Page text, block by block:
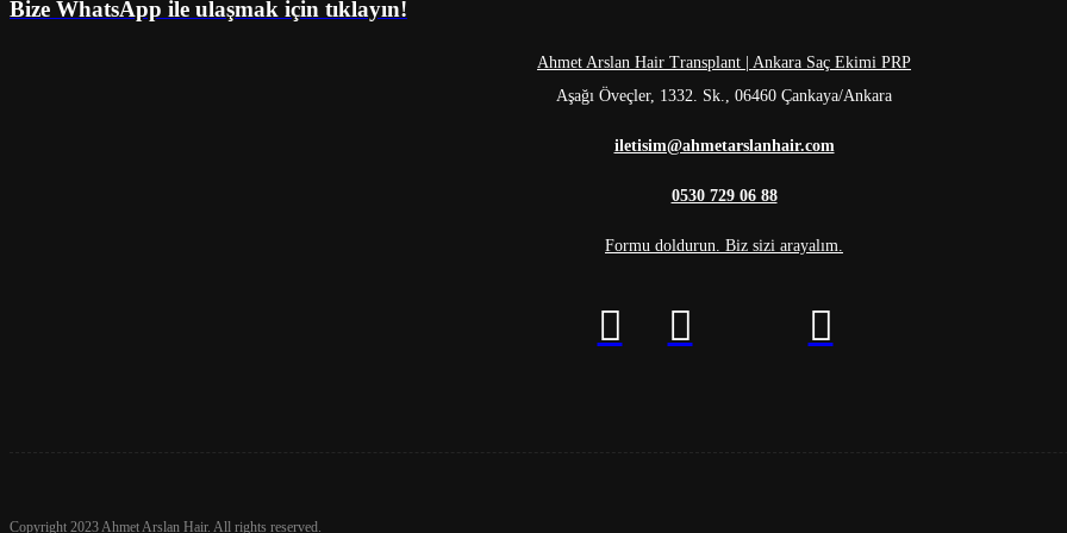
Bize WhatsApp ile ulaşmak için tıklayın!
Ahmet Arslan Hair Transplant | Ankara Saç Ekimi PRP
Aşağı Öveçler, 1332. Sk., 06460 Çankaya/Ankara
iletisim@ahmetarslanhair.com
0530 729 06 88
Formu doldurun. Biz sizi arayalım.
Copyright 2023 Ahmet Arslan Hair. All rights reserved.